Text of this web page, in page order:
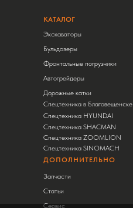
Экскаваторы
Бульдозеры
Фронтальные погрузчики
Автогрейдеры
Дорожные катки
Спецтехника в Благовещенске
Спецтехника HYUNDAI
Спецтехника SHACMAN
Спецтехника ZOOMLION
Спецтехника SINOMACH
КАТАЛОГ
Запчасти
Статьи
Сервис
ДОПОЛНИТЕЛЬНО